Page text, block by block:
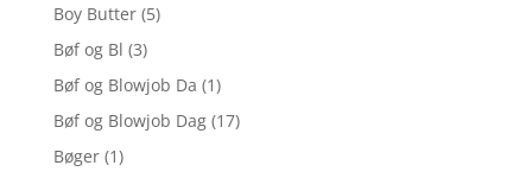
Boy Butter (5)
Bøf og Bl (3)
Bøf og Blowjob Da (1)
Bøf og Blowjob Dag (17)
Bøger (1)